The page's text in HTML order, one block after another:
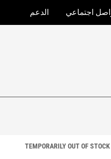
اجتماعي الدعم
TEMPORARILY OUT OF STOCK